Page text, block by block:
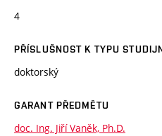
4
PŘÍSLUŠNOST K TYPU
doktorský
GARANT PŘEDMĚTU
doc. Ing. Jiří Vaněk, Ph.D.